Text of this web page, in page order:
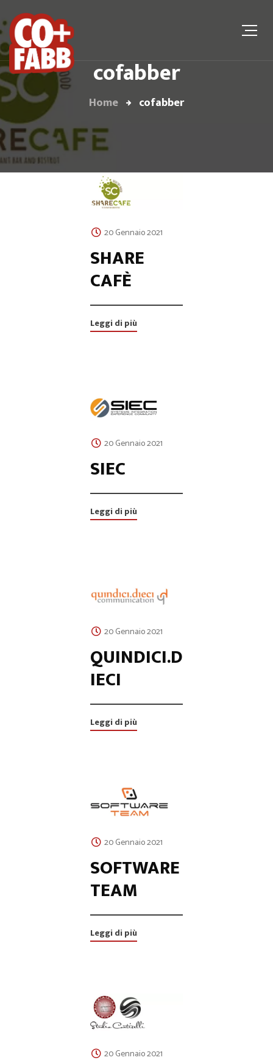
cofabber
Home cofabber
20 Gennaio 2021
SHARE
CAFÈ
Leggi di più
20 Gennaio 2021
SIEC
Leggi di più
20 Gennaio 2021
QUINDICI.D
IECI
Leggi di più
20 Gennaio 2021
SOFTWARE
TEAM
Leggi di più
20 Gennaio 2021